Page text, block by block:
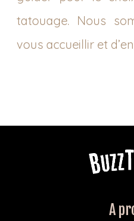
tatouage. Nous
vous accueillir et
A